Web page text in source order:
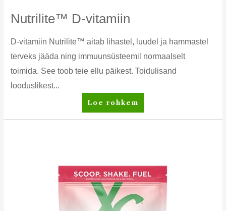
Nutrilite™ D-vitamiin
D-vitamiin Nutrilite™ aitab lihastel, luudel ja hammastel
terveks jääda ning immuunsüsteemil normaalselt
toimida. See toob teie ellu päikest. Toidulisand
looduslikest...
Nutrilite™
D-
Loe rohkem